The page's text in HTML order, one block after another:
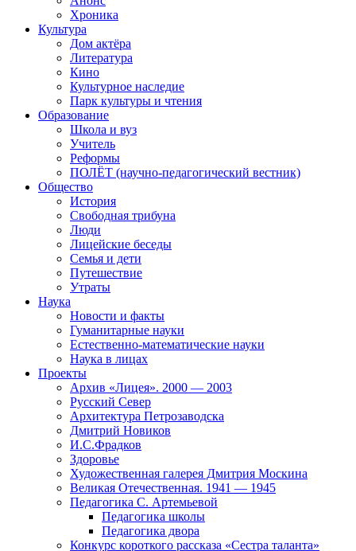
Хроника
Культура
Дом актёра
Литература
Кино
Культурное наследие
Парк культуры и чтения
Образование
Школа и вуз
Учитель
Реформы
ПОЛЁТ (научно-педагогический вестник)
Общество
История
Свободная трибуна
Люди
Лицейские беседы
Семья и дети
Путешествие
Утраты
Наука
Новости и факты
Гуманитарные науки
Естественно-математические науки
Наука в лицах
Проекты
Архив «Лицея». 2000 — 2003
Русский Север
Архитектура Петрозаводска
Дмитрий Новиков
И.С.Фрадков
Здоровье
Художественная галерея Дмитрия Москина
Великая Отечественная. 1941 — 1945
Педагогика С. Артемьевой
Педагогика школы
Педагогика двора
Конкурс короткого рассказа «Сестра таланта»